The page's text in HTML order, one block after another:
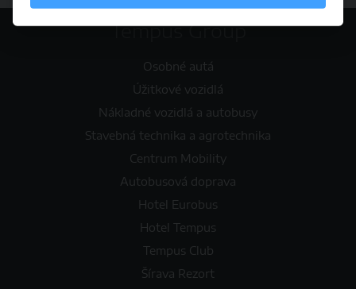
Tempus Group
Osobné autá
Úžitkové vozidlá
Nákladné vozidlá a autobusy
Stavebná technika a agrotechnika
Centrum Mobility
Autobusová doprava
Hotel Eurobus
Hotel Tempus
Tempus Club
Šírava Rezort